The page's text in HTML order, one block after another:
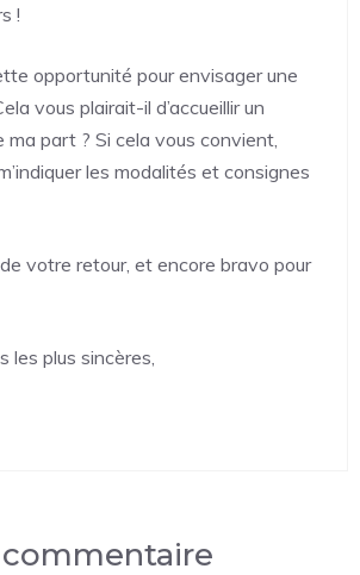
!
opportunité pour envisager une
vous plairait-il d’accueillir un
part ? Si cela vous convient,
les modalités et consignes
votre retour, et encore bravo pour
les plus sincères,
commentaire